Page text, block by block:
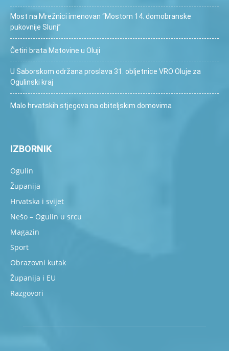
Most na Mrežnici imenovan “Mostom 14. domobranske
pukovnije Slunj”
Četiri brata Matovine u Oluji
U Saborskom održana proslava 31. obljetnice VRO Oluje za
Ogulinski kraj
Malo hrvatskih stjegova na obiteljskim domovima
IZBORNIK
Ogulin
Županija
Hrvatska i svijet
Nešo – Ogulin u srcu
Magazin
Sport
Obrazovni kutak
Županija i EU
Razgovori